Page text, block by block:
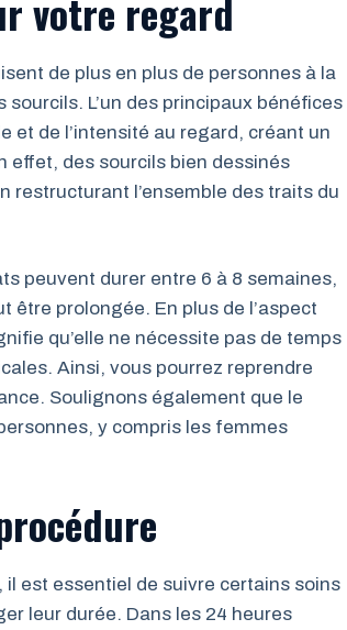
votre regard
de plus en plus de personnes à la
L’un des principaux bénéfices
et de l’intensité au regard, créant un
effet, des sourcils bien dessinés
restructurant l’ensemble des traits du
peuvent durer entre 6 à 8 semaines,
être prolongée. En plus de l’aspect
qu’elle ne nécessite pas de temps
Ainsi, vous pourrez reprendre
Soulignons également que le
y compris les femmes
est essentiel de suivre certains soins
leur durée. Dans les 24 heures